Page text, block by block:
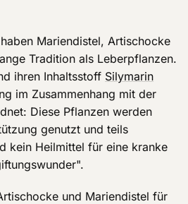
Mariendistel, Artischocke
Tradition als Leberpflanzen.
ihren Inhaltsstoff Silymarin
im Zusammenhang mit der
Diese Pflanzen werden
genutzt und teils
kein Heilmittel für eine kranke
und Mariendistel für